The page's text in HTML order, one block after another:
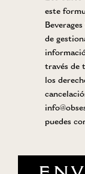
este
de
través de
los
puedes